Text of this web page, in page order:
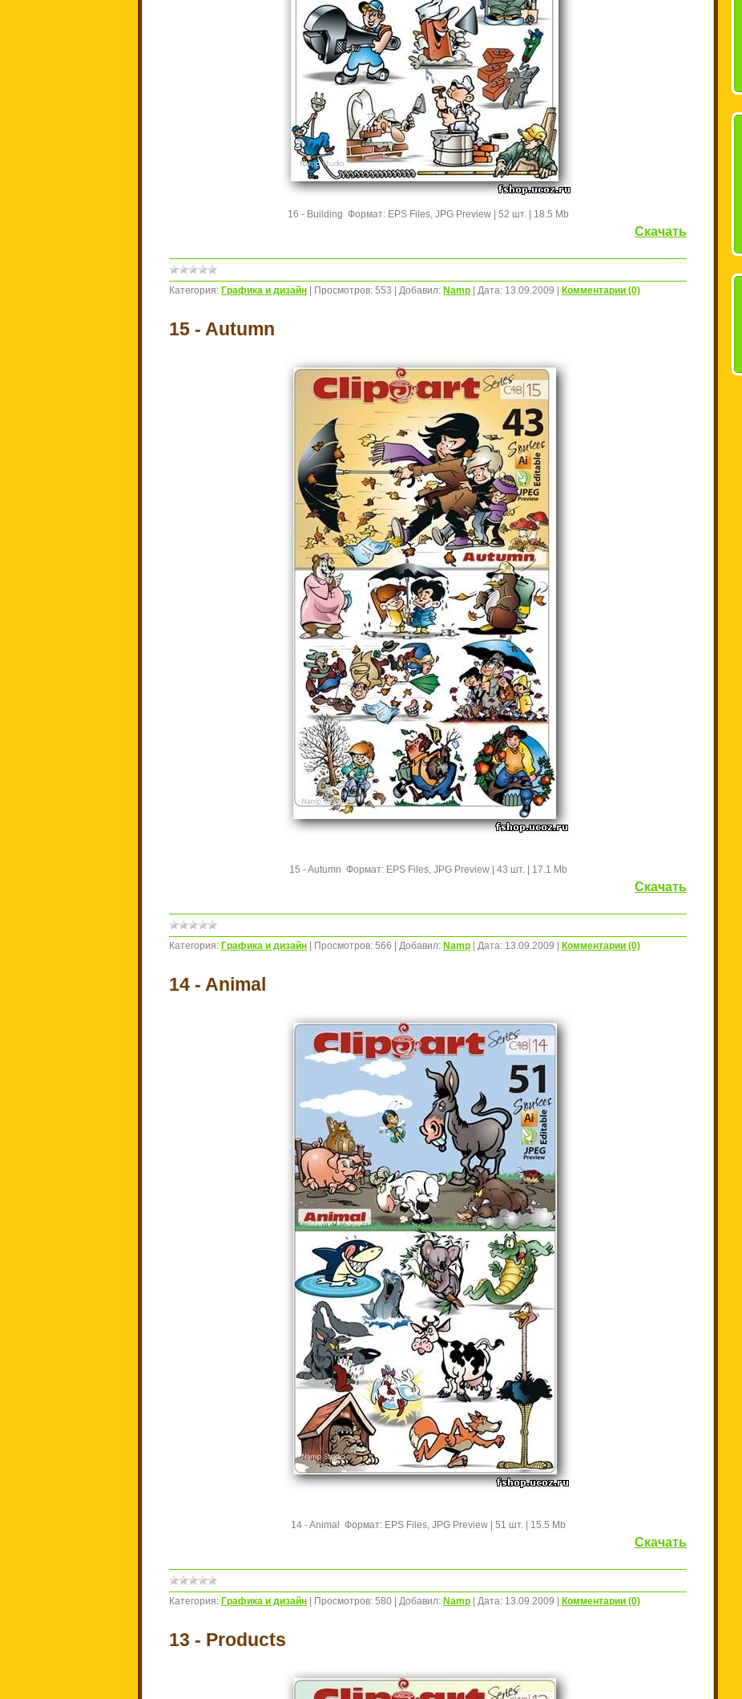
16 - Building Формат: EPS Files, JPG Preview | 52 шт. | 18.5 Mb
Скачать
Категория: Графика и дизайн Просмотров: 553 Добавил: Namp Дата: 13.09.2009 Комментарии (0)
15 - Autumn
15 - Autumn Формат: EPS Files, JPG Preview | 43 шт. | 17.1 Mb
Скачать
Категория: Графика и дизайн Просмотров: 566 Добавил: Namp Дата: 13.09.2009 Комментарии (0)
14 - Animal
14 - Animal Формат: EPS Files, JPG Preview | 51 шт. | 15.5 Mb
Скачать
Категория: Графика и дизайн Просмотров: 580 Добавил: Namp Дата: 13.09.2009 Комментарии (0)
13 - Products